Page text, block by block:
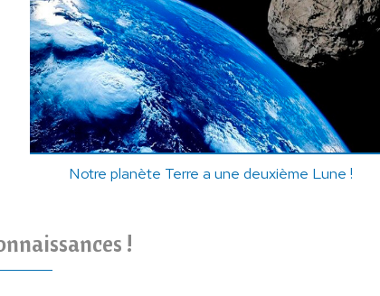
Notre planète Terre a une deuxième Lune !
!